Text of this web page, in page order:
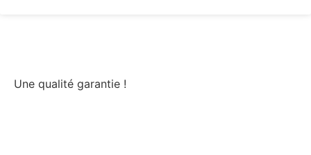
Une qualité garantie !